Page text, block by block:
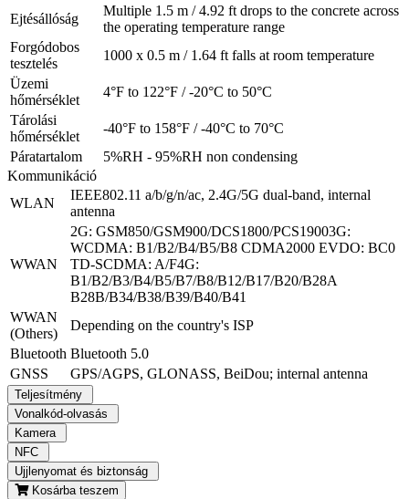
Ejtésállóság
Multiple 1.5 m / 4.92 ft drops to the concrete across
the operating temperature range
Forgódobos
tesztelés
1000 x 0.5 m / 1.64 ft falls at room temperature
Üzemi
hőmérséklet
4°F to 122°F / -20°C to 50°C
Tárolási
hőmérséklet
-40°F to 158°F / -40°C to 70°C
Páratartalom
5%RH - 95%RH non condensing
Kommunikáció
WLAN
IEEE802.11 a/b/g/n/ac, 2.4G/5G dual-band, internal
antenna
WWAN
2G: GSM850/GSM900/DCS1800/PCS19003G:
WCDMA: B1/B2/B4/B5/B8 CDMA2000 EVDO: BC0
TD-SCDMA: A/F4G:
B1/B2/B3/B4/B5/B7/B8/B12/B17/B20/B28A
B28B/B34/B38/B39/B40/B41
WWAN
(Others)
Depending on the country's ISP
Bluetooth Bluetooth 5.0
GNSS
GPS/AGPS, GLONASS, BeiDou; internal antenna
Teljesítmény
Vonalkód-olvasás
Kamera
NFC
Ujjlenyomat és biztonság
Kosárba teszem